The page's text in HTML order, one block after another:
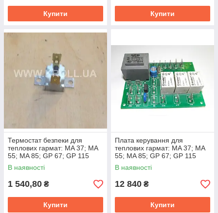
Купити Купити
Термостат безпеки для
теплових гармат: MA 37; MA
55; MA 85; GP 67; GP 115
В наявності
1 540,80 ₴
Купити
Плата керування для
теплових гармат: MA 37; MA
55; MA 85; GP 67; GP 115
В наявності
12 840 ₴
Купити